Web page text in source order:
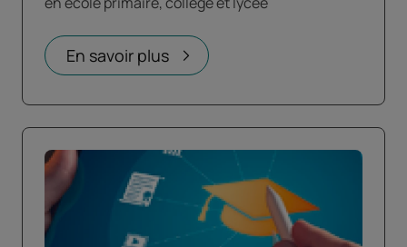
En savoir plus